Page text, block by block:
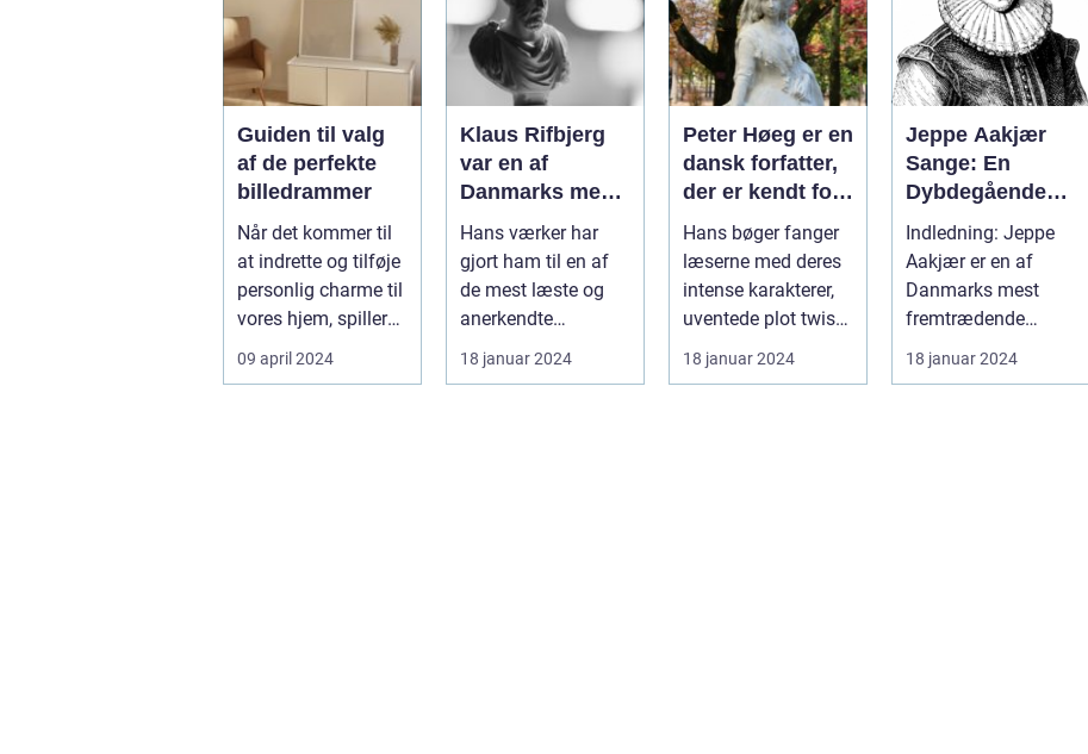
Guiden til valg
af de perfekte
billedrammer
Når det kommer til
at indrette og tilføje
personlig charme til
vores hjem, spiller
billedrammer en a...
09 april 2024
Klaus Rifbjerg
var en af
Danmarks mest
betydningsfulde
forfattere og
forfatter til en
lang række
spænder over
forskellige
Hans værker har
gjort ham til en af
de mest læste og
anerkendte
forfattere i dansk
litteraturhistori...
18 januar 2024
Peter Høeg er en
dansk forfatter,
der er kendt for
sine
spændende,
filosofiske og
litterært
komplekse
romaner
Hans bøger fanger
læserne med deres
intense karakterer,
uventede plot twists
og dybdegående
tematikk...
18 januar 2024
Jeppe Aakjær
Sange: En
Dybdegående
Undersøgelse af
Danmarks Mest
Kendte Digter
Indledning: Jeppe
Aakjær er en af
Danmarks mest
fremtrædende
digtere og
sangskrivere. Hans
18 januar 2024